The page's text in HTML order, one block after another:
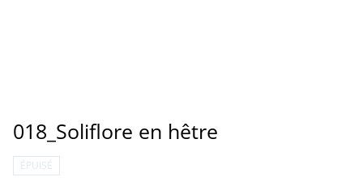
018_Soliflore en hêtre
ÉPUISÉ